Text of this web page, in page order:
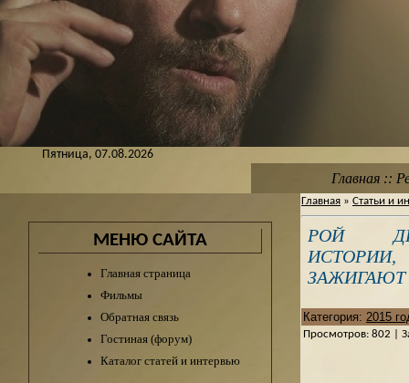
Пятница, 07.08.2026
Главная ::
МЕНЮ САЙТА
Главная страница
Фильмы
Обратная связь
Гостиная (форум)
Каталог статей и интервью
Главная » Статьи и
РОЙ
ЗАЖИГАЮТ
Категория: 2015
Просмотров: 802